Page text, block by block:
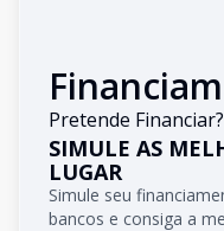
Pretende Financiar?
SIMULE AS
LUGAR
Simule seu
bancos e consiga a